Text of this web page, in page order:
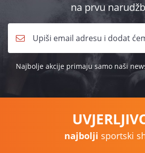
na prvu
Najbolje akcije primaju samo naši
najbolji sportski